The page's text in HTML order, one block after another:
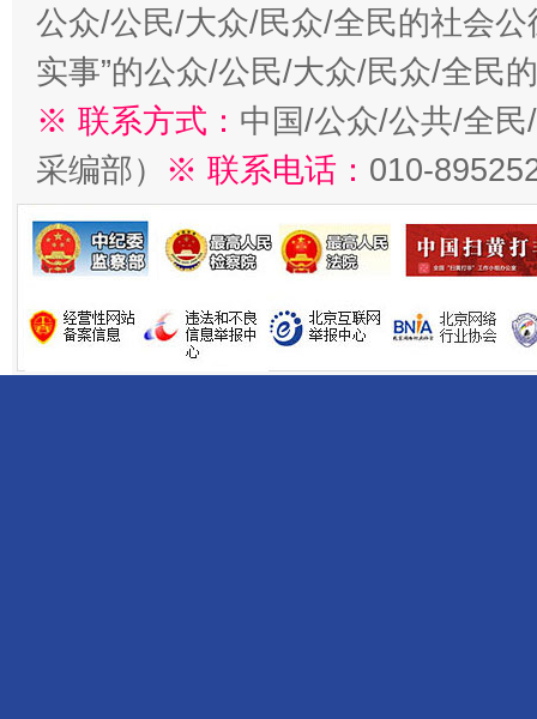
公众/公民/大众/民众/全民的社会公
实事”的公众/公民/大众/民众/全民
※ 联系方式： 中国/公众/公共/全
采编部） ※ 联系电话： 010-